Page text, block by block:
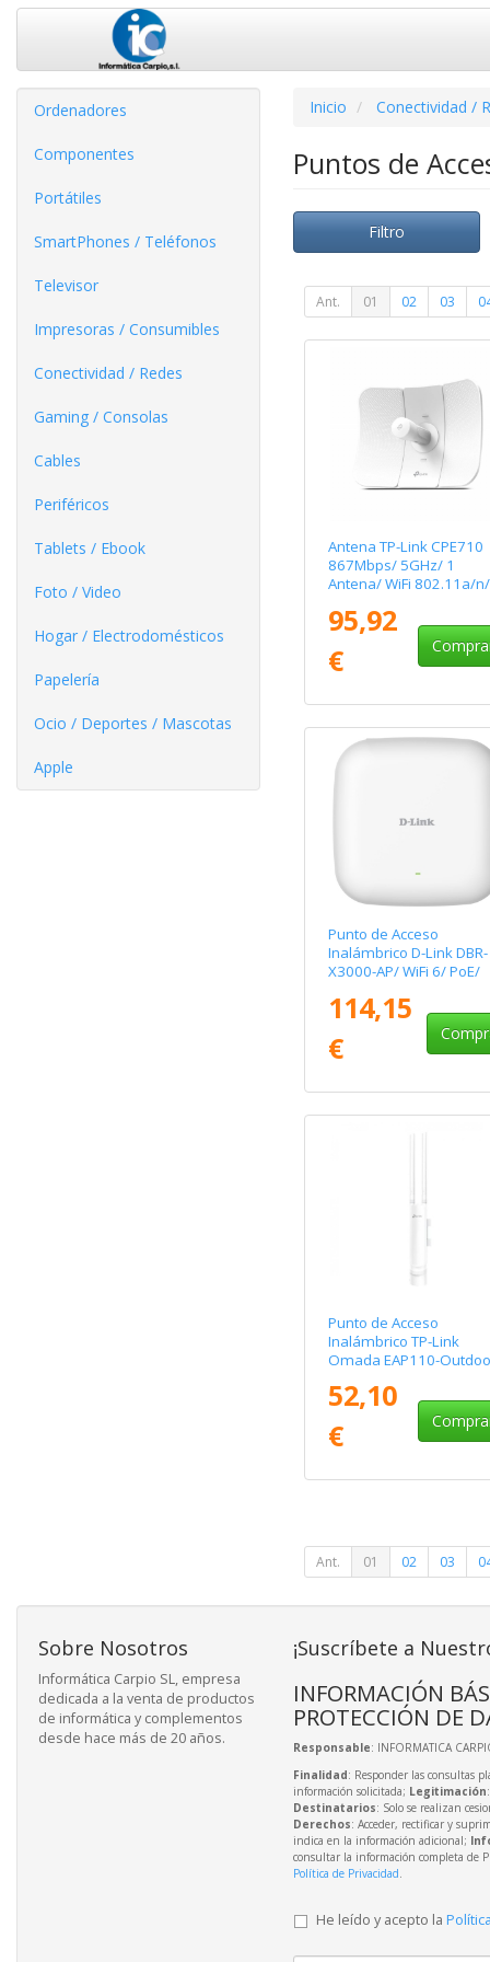
Ordenadores
Componentes
Portátiles
SmartPhones / Teléfonos
Televisor
Impresoras / Consumibles
Conectividad / Redes
Gaming / Consolas
Cables
Periféricos
Tablets / Ebook
Foto / Video
Hogar / Electrodomésticos
Papelería
Ocio / Deportes / Mascotas
Apple
Inicio Conectividad /
Puntos de
Filtro
Ant. 01 02 03
Antena TP-Link CPE710
867Mbps/ 5GHz/ 1
Antena/ WiFi 802.11a/
95,92
€
Punto de Acceso
Inalámbrico D-Link DBR-
X3000-AP/ WiFi 6/ PoE/
Antenas de 3/4dBi/ WiFi
802.11ax
114,15
€
Punto de Acceso
Inalámbrico TP-Link
Omada EAP110-
Antenas de 5dBi/ WiFi
802.11n/b/g
52,10
€
Ant. 01 02 03
Sobre Nosotros
Informática Carpio SL, empresa
dedicada a la venta de productos
de informática y complementos
desde hace más de 20 años.
¡Suscríbete a
INFORMACIÓN
PROTECCIÓN DE
Responsable: INFORMATICA
Finalidad: Responder las consultas
información solicitada; Legitimación
Destinatarios: Solo se realizan
Derechos: Acceder, rectificar y
indica en la información adicional;
consultar la información completa de
Política de Privacidad.
He leído y acepto la